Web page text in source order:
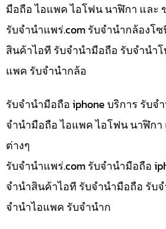
มือถือ ไอแพค ไอโฟน นาฬิกา และ
รับจํานําแพร่.com รับจำนำกล้องโ
สินค้าไอที รับจำนำมือถือ รับจำนำ
แพค รับจำนำกล้อ
รับจำนำมือถือ iphone บริการ รับจ
จำนำมือถือ ไอแพค ไอโฟน นาฬิก
ต่างๆ
รับจํานําแพร่.com รับจำนำมือถือ
จำนำสินค้าไอที รับจำนำมือถือ รับ
จำนำไอแพค รับจำนำก